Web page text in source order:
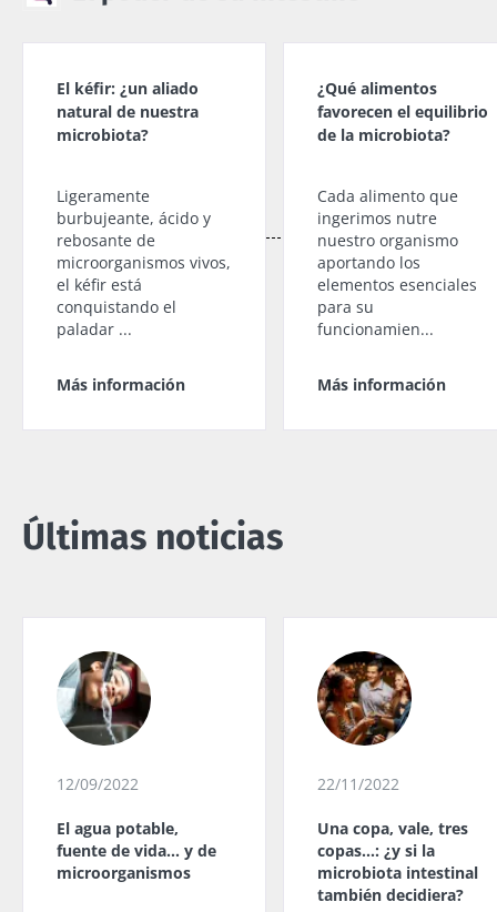
El kéfir: ¿un aliado
natural de nuestra
microbiota?
Ligeramente
burbujeante, ácido y
rebosante de
microorganismos vivos,
el kéfir está
conquistando el
paladar ...
Más información
¿Qué alimentos
favorecen el equilibrio
de la microbiota?
Cada alimento que
ingerimos nutre
nuestro organismo
aportando los
elementos esenciales
para su
funcionamien...
Más información
Últimas noticias
12/09/2022
El agua potable,
fuente de vida... y de
microorganismos
22/11/2022
Una copa, vale, tres
copas…: ¿y si la
microbiota intestinal
también decidiera?